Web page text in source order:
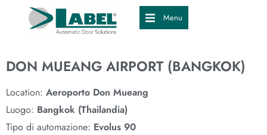
Menu
DON MUEANG AIRPORT (BANGKOK)
Location: Aeroporto Don Mueang
Luogo: Bangkok (Thailandia)
Tipo di automazione: Evolus 90